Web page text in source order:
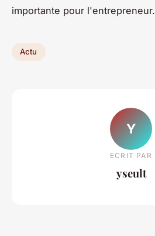
importante pour l'entrepreneur.
Actu
Y
ECRIT PAR
yseult